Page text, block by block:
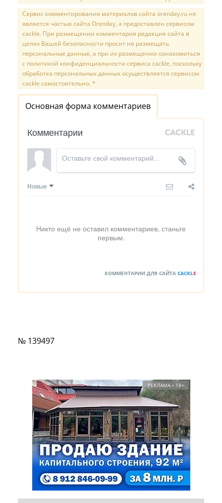
Сервис комментирования материалов сайта orenday.ru не
является частью сайта Orenday, а предоставлен сервисом
cackle. При размещении комментария редакция сайта в
целях Вашей безопасности просит не размещать
персональные данные, а при их размещении ознакомиться
с политикой конфиденциальности сервиса cackle, поскольку
обработка персональных данных осуществляется сервисом
cackle самостоятельно. *
Основная форма комментариев
Комментарии
Новые
Никто ещё не оставил комментариев, станьте
первым.
КОММЕНТАРИИ ДЛЯ САЙТА CACKLE
№ 139497
РЕКЛАМА • 18+